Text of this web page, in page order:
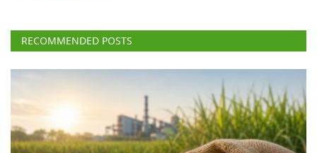
RECOMMENDED POSTS